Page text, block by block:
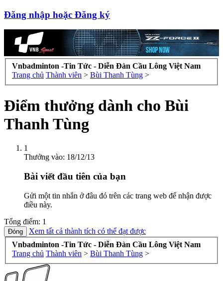
Đăng nhập hoặc Đăng ký
Vnbadminton -Tin Tức - Diễn Đàn Cầu Lông Việt Nam
Trang chủ Thành viên > Bùi Thanh Tùng >
Điểm thưởng dành cho Bùi
Thanh Tùng
1
Thưởng vào: 18/12/13
Bài viết đầu tiên của bạn
Gửi một tin nhắn ở đâu đó trên các trang web để nhận được
điều này.
Tổng điểm: 1
Xem tất cả thành tích có thể đạt được
Vnbadminton -Tin Tức - Diễn Đàn Cầu Lông Việt Nam
Trang chủ Thành viên > Bùi Thanh Tùng >